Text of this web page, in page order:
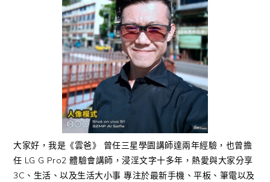
大家好，我是《雲爸》 曾任三星學園講師達兩年經驗，也曾擔
任 LG G Pro2 體驗會講師，浸淫文字十多年，熱愛與大家分享
3C、生活、以及生活大小事 專注於最新手機、平板、筆電以及